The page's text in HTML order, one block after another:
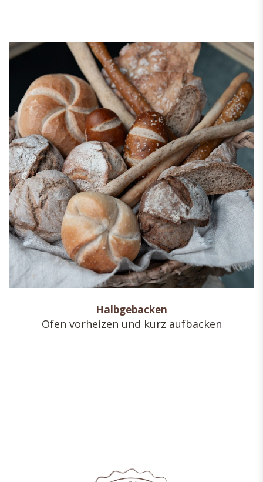
Halbgebacken
Ofen vorheizen und kurz aufbacken